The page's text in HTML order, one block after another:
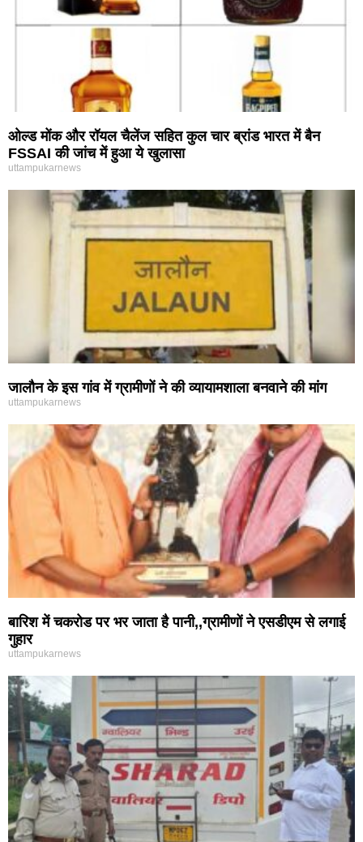
ओल्ड मोंक और रॉयल चैलेंज सहित कुल चार ब्रांड भारत में बैन
FSSAI की जांच में हुआ ये खुलासा
uttampukarnews
जालौन के इस गांव में ग्रामीणों ने की व्यायामशाला बनवाने की मांग
uttampukarnews
बारिश में चकरोड पर भर जाता है पानी,,ग्रामीणों ने एसडीएम से लगाई
गुहार
uttampukarnews